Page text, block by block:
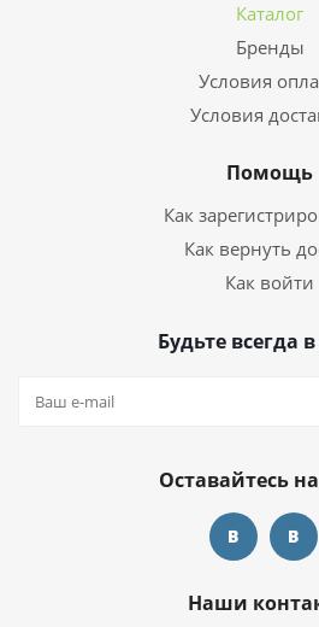
Каталог
Бренды
Условия
Условия
Помощь
Как
Как вернуть
Как войти
Будьте всегда
Оставайтесь
Наши